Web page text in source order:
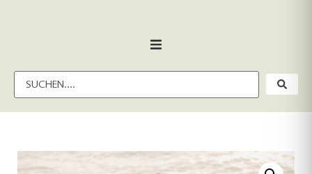
HOME
DAMEN
HERREN